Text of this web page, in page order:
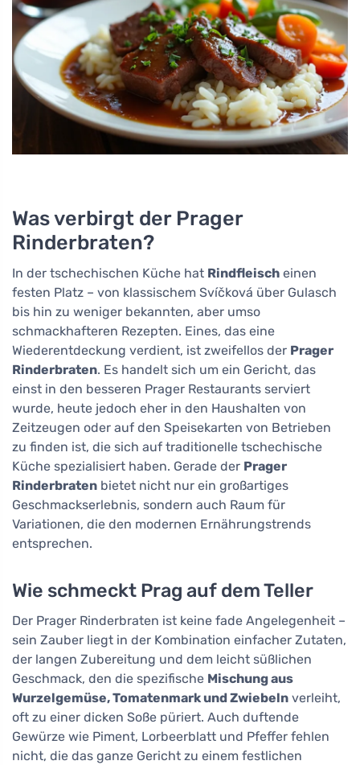
Was verbirgt der Prager
Rinderbraten?
In der tschechischen Küche hat Rindfleisch einen
festen Platz – von klassischem Svíčková über Gulasch
bis hin zu weniger bekannten, aber umso
schmackhafteren Rezepten. Eines, das eine
Wiederentdeckung verdient, ist zweifellos der Prager
Rinderbraten. Es handelt sich um ein Gericht, das
einst in den besseren Prager Restaurants serviert
wurde, heute jedoch eher in den Haushalten von
Zeitzeugen oder auf den Speisekarten von Betrieben
zu finden ist, die sich auf traditionelle tschechische
Küche spezialisiert haben. Gerade der Prager
Rinderbraten bietet nicht nur ein großartiges
Geschmackserlebnis, sondern auch Raum für
Variationen, die den modernen Ernährungstrends
entsprechen.
Wie schmeckt Prag auf dem Teller
Der Prager Rinderbraten ist keine fade Angelegenheit –
sein Zauber liegt in der Kombination einfacher Zutaten,
der langen Zubereitung und dem leicht süßlichen
Geschmack, den die spezifische Mischung aus
Wurzelgemüse, Tomatenmark und Zwiebeln verleiht,
oft zu einer dicken Soße püriert. Auch duftende
Gewürze wie Piment, Lorbeerblatt und Pfeffer fehlen
nicht, die das ganze Gericht zu einem festlichen